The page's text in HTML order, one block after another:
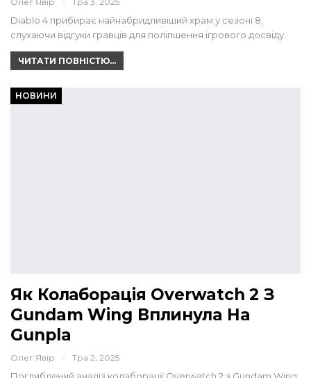
Diablo 4 прибирає найнабридливіший храм у сезоні 8,
слухаючи відгуки гравців для поліпшення ігрового досвіду.
ЧИТАТИ ПОВНІСТЮ...
НОВИНИ
Як Колаборація Overwatch 2 З
Gundam Wing Вплинула На
Gunpla
Олег Явір Тра 2, 2025
Поглиблений аналіз колаборації Overwatch 2 з Gundam Wing,